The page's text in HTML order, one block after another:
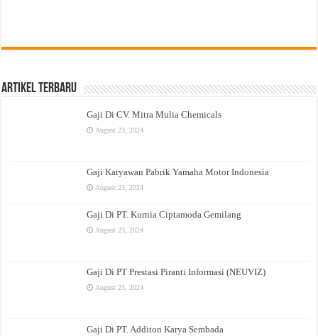
Artikel Terbaru
Gaji Di CV. Mitra Mulia Chemicals
August 23, 2024
Gaji Karyawan Pabrik Yamaha Motor Indonesia
August 23, 2024
Gaji Di PT. Kurnia Ciptamoda Gemilang
August 23, 2024
Gaji Di PT Prestasi Piranti Informasi (NEUVIZ)
August 23, 2024
Gaji Di PT. Additon Karya Sembada